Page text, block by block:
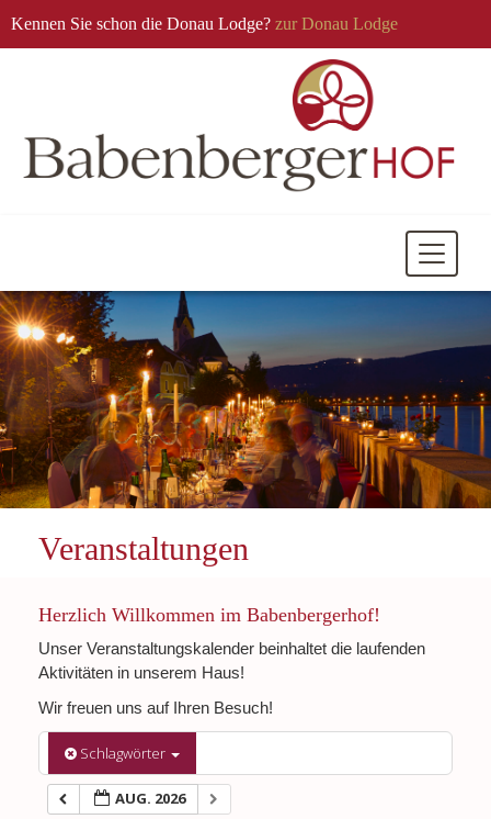
Kennen Sie schon die Donau Lodge? zur Donau Lodge
Mobile
Veranstaltungen
Herzlich Willkommen im Babenbergerhof!
Unser Veranstaltungskalender beinhaltet die laufenden
Aktivitäten in unserem Haus!
Wir freuen uns auf Ihren Besuch!
Schlagwörter
AUG. 2026